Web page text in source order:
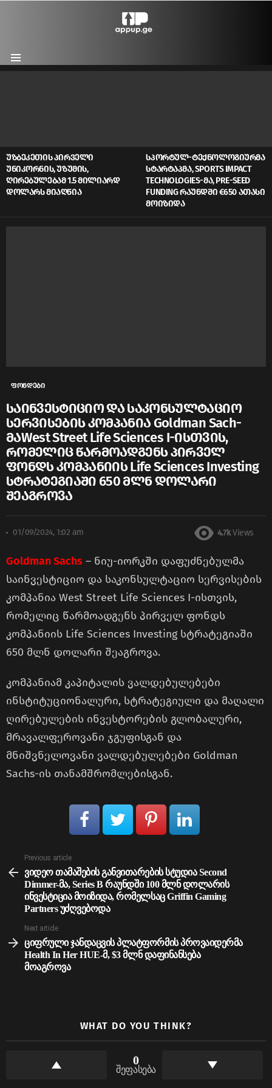
Menu
ᲣᲖᲑᲔᲙᲔᲗᲘᲡ ᲞᲘᲠᲕᲔᲚᲘ
ᲣᲜᲘᲙᲝᲠᲜᲘᲡ, ᲣᲖᲣᲛᲘᲡ,
ᲦᲘᲠᲔᲑᲣᲚᲔᲑᲐᲛ 1.5 ᲛᲘᲚᲘᲐᲠᲓ
ᲓᲝᲚᲐᲠᲡ ᲛᲘᲐᲦᲬᲘᲐ
ᲡᲞᲝᲠᲢᲣᲚ-ᲢᲔᲥᲜᲝᲚᲝᲒᲘᲣᲠᲛᲐ
ᲡᲢᲐᲠᲢᲐᲞᲛᲐ, SPORTS IMPACT
TECHNOLOGIES-ᲛᲐ, PRE-SEED
FUNDING ᲠᲐᲣᲜᲓᲨᲘ €650 ᲐᲗᲐᲡᲘ
ᲛᲝᲘᲖᲘᲓᲐ
ფონდები
საინვესტიციო და საკონსულტაციო
სერვისების კომპანია Goldman Sach-
მაWest Street Life Sciences I-ისთვის,
რომელიც წარმოადგენს პირველ
ფონდს კომპანიის Life Sciences Investing
სტრატეგიაში 650 მლნ დოლარი
შეაგროვა
01/09/2024, 1:02 am 4.7k Views
Goldman Sachs – ნიუ-იორკში დაფუძნებულმა
საინვესტიციო და საკონსულტაციო სერვისების
კომპანია West Street Life Sciences I-ისთვის,
რომელიც წარმოადგენს პირველ ფონდს
კომპანიის Life Sciences Investing სტრატეგიაში
650 მლნ დოლარი შეაგროვა.
კომპანიამ კაპიტალის ვალდებულებები
ინსტიტუციონალური, სტრატეგიული და მაღალი
ღირებულების ინვესტორების გლობალური,
მრავალფეროვანი ჯგუფისგან და
მნიშვნელოვანი ვალდებულებები Goldman
Sachs-ის თანამშრომლებისგან.
more
Previous article
ვიდეო თამაშების განვითარების სტუდია Second
Dimmer-მა, Series B რაუნდში 100 მლნ დოლარის
ინვესტიცია მოიზიდა, რომელსაც Griffin Gaming
Partners უძღვებოდა
Next article
ციფრული ჯანდაცვის პლატფორმის პროვაიდერმა
Health In Her HUE-მ, $3 მლნ დაფინანსება
მოაგროვა
WHAT DO YOU THINK?
0
შეფასება